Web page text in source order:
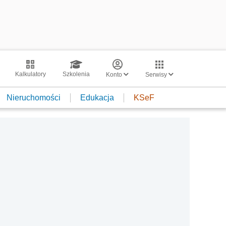
Kalkulatory Szkolenia Konto Serwisy
Nieruchomości Edukacja KSeF